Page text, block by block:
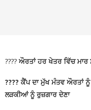
???? ਔਰਤਾਂ ਹਰ ਖੇਤਰ ਵਿੱਚ
???? ਕੈਂਪ ਦਾ ਮੁੱਖ ਮੰਤਵ ਔਰਤਾਂ
ਲੜਕੀਆਂ ਨੂੰ ਰੁਜ਼ਗਾਰ ਦੇਣਾ